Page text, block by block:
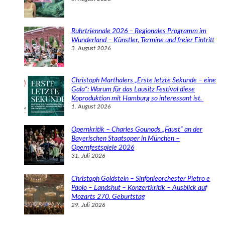
Ruhrtriennale 2026 – Regionales Programm im
Wunderland – Künstler, Termine und freier Eintritt
3. August 2026
Christoph Marthalers „Erste letzte Sekunde – eine
Gala“: Warum für das Lausitz Festival diese
Koproduktion mit Hamburg so interessant ist.
1. August 2026
Opernkritik – Charles Gounods „Faust“ an der
Bayerischen Staatsoper in München –
Opernfestspiele 2026
31. Juli 2026
Christoph Goldstein – Sinfonieorchester Pietro e
Paolo – Landshut – Konzertkritik – Ausblick auf
Mozarts 270. Geburtstag
29. Juli 2026